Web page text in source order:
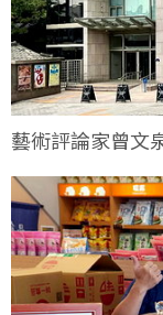
藝術評論家曾文